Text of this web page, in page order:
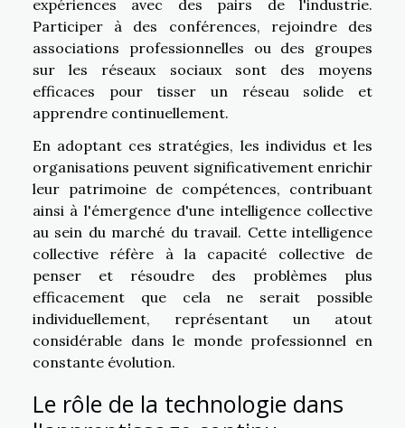
expériences avec des pairs de l'industrie.
Participer à des conférences, rejoindre des
associations professionnelles ou des groupes
sur les réseaux sociaux sont des moyens
efficaces pour tisser un réseau solide et
apprendre continuellement.
En adoptant ces stratégies, les individus et les
organisations peuvent significativement enrichir
leur patrimoine de compétences, contribuant
ainsi à l'émergence d'une intelligence collective
au sein du marché du travail. Cette intelligence
collective réfère à la capacité collective de
penser et résoudre des problèmes plus
efficacement que cela ne serait possible
individuellement, représentant un atout
considérable dans le monde professionnel en
constante évolution.
Le rôle de la technologie dans